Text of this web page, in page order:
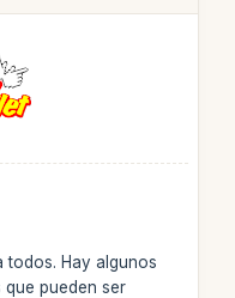
todos. Hay algunos
pueden ser